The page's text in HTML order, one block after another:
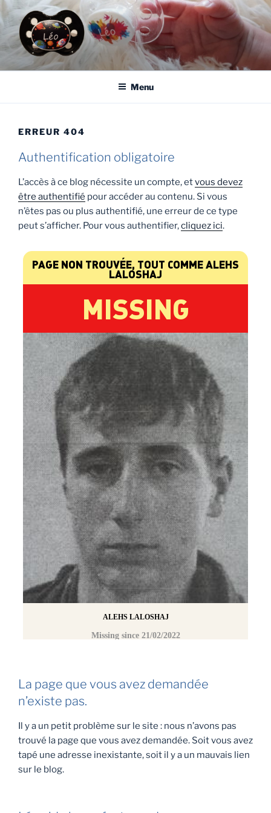
Aller
au
contenu
principal
LÉO
Le Blog de Léo
Menu
ERREUR 404
Authentification obligatoire
L’accès à ce blog nécessite un compte, etvous devez
être authentifié pour accéder au contenu. Si vous
n’êtes pas ou plus authentifié, une erreur de ce type
peut s’afficher. Pour vous authentifier,cliquez ici.
La page que vous avez demandée
n’existe pas.
Il y a un petit problème sur le site : nous n’avons pas
trouvé la page que vous avez demandée. Soit vous avez
tapé une adresse inexistante, soit il y a un mauvais lien
sur le blog.